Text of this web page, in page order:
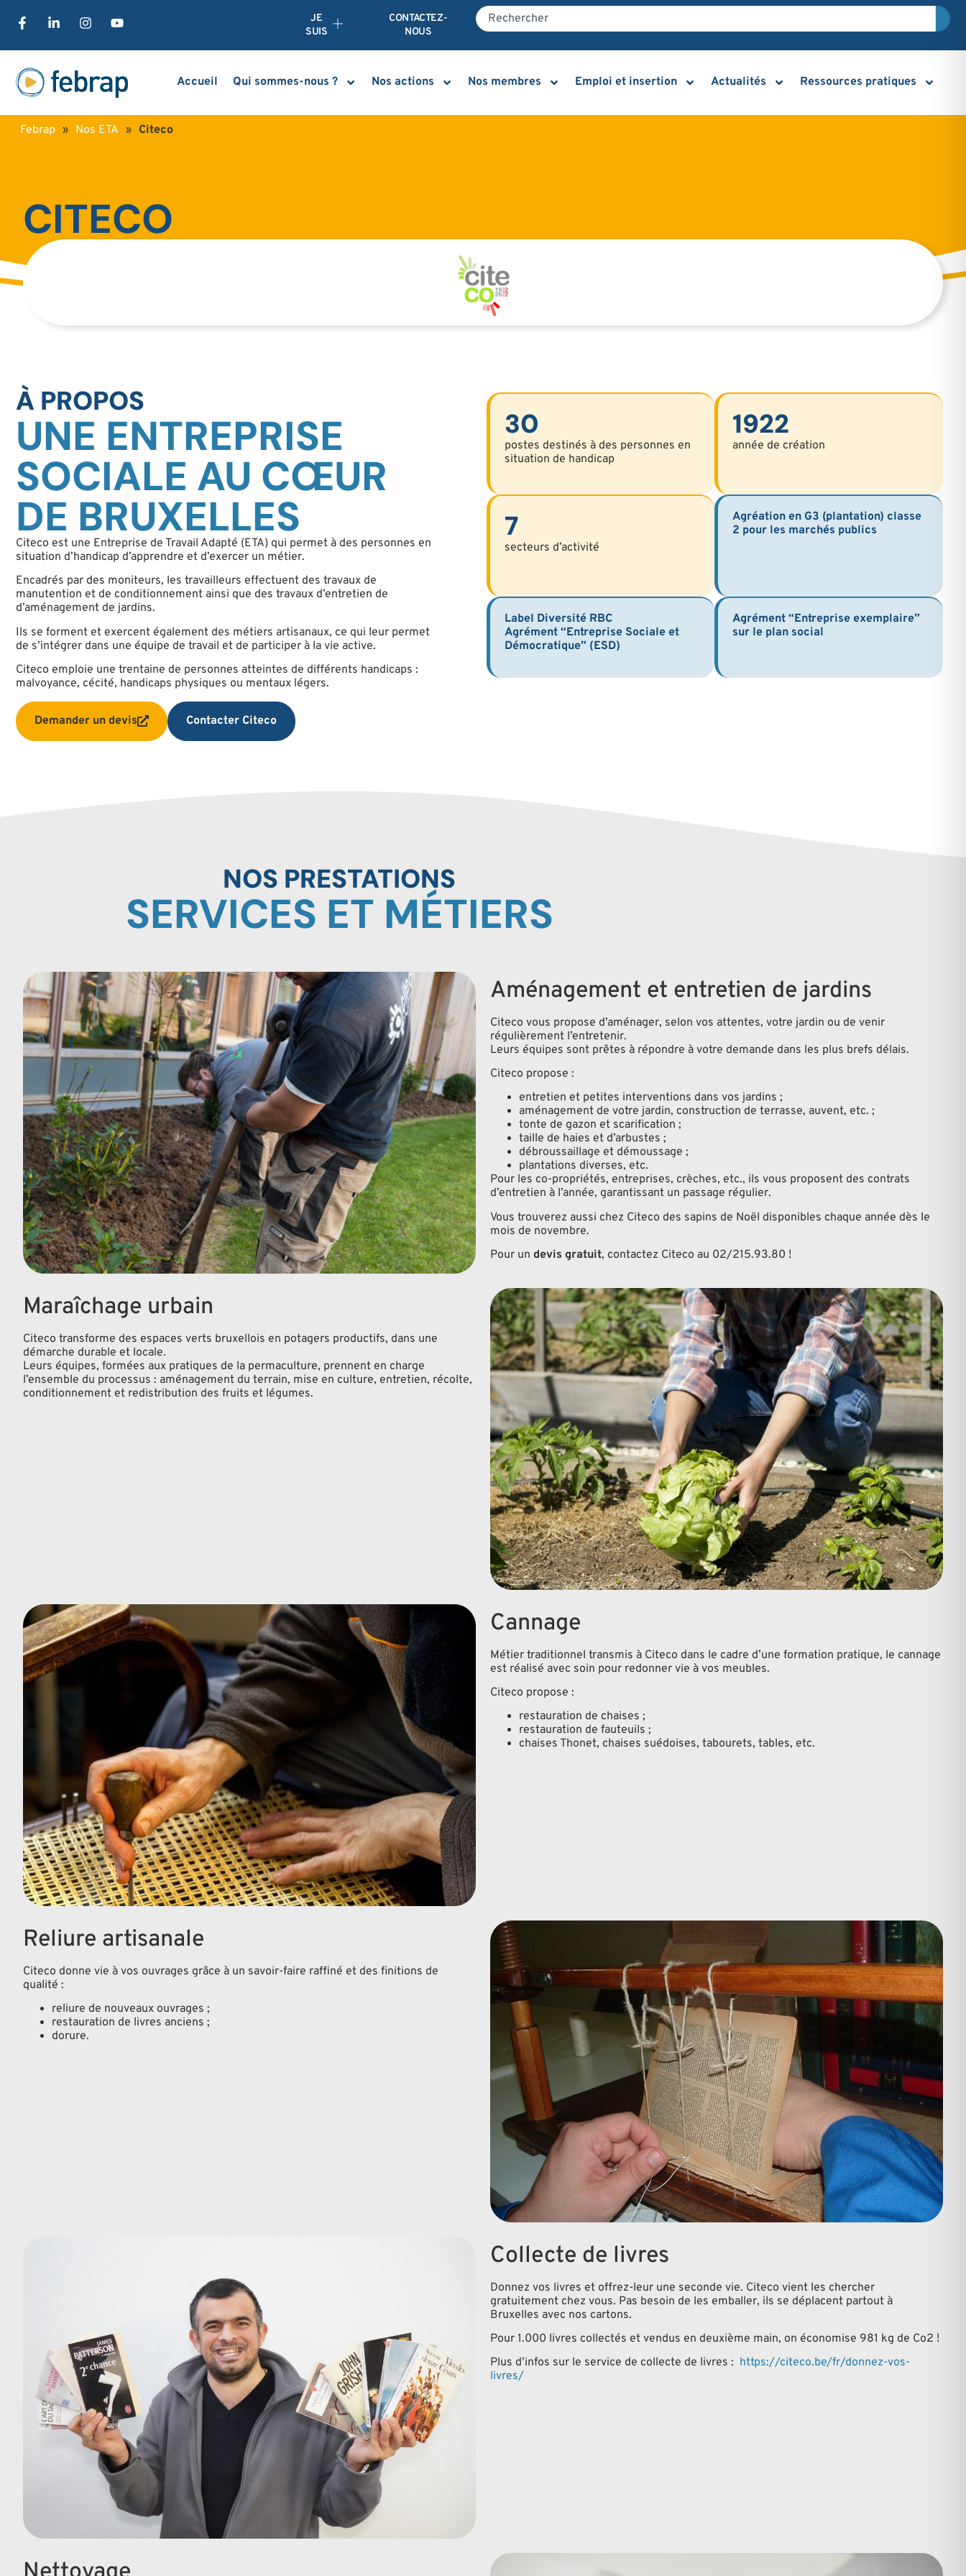
JE
SUIS
CONTACTEZ-
NOUS
Accueil Qui sommes-nous ? Nos actions Nos membres Emploi et insertion Actualités Ressources pratiques
Febrap » Nos ETA » Citeco
CITECO
À PROPOS
UNE ENTREPRISE
SOCIALE AU CŒUR
DE BRUXELLES
Citeco est une Entreprise de Travail Adapté (ETA) qui permet à des personnes en
situation d’handicap d’apprendre et d’exercer un métier.
Encadrés par des moniteurs, les travailleurs effectuent des travaux de
manutention et de conditionnement ainsi que des travaux d’entretien de
d’aménagement de jardins.
Ils se forment et exercent également des métiers artisanaux, ce qui leur permet
de s’intégrer dans une équipe de travail et de participer à la vie active.
Citeco emploie une trentaine de personnes atteintes de différents handicaps :
malvoyance, cécité, handicaps physiques ou mentaux légers.
Demander un devis Contacter Citeco
30
postes destinés à des personnes en
situation de handicap
1922
année de création
7
secteurs d’activité
Agréation en G3 (plantation) classe
2 pour les marchés publics
Label Diversité RBC
Agrément “Entreprise Sociale et
Démocratique” (ESD)
Agrément “Entreprise exemplaire”
sur le plan social
NOS PRESTATIONS
SERVICES ET MÉTIERS
Aménagement et entretien de jardins
Citeco vous propose d’aménager, selon vos attentes, votre jardin ou de venir
régulièrement l’entretenir.
Leurs équipes sont prêtes à répondre à votre demande dans les plus brefs délais.
Citeco propose :
entretien et petites interventions dans vos jardins ;
aménagement de votre jardin, construction de terrasse, auvent, etc. ;
tonte de gazon et scarification ;
taille de haies et d’arbustes ;
débroussaillage et démoussage ;
plantations diverses, etc.
Pour les co-propriétés, entreprises, crèches, etc., ils vous proposent des contrats
d’entretien à l’année, garantissant un passage régulier.
Vous trouverez aussi chez Citeco des sapins de Noël disponibles chaque année dès le
mois de novembre.
Pour un devis gratuit, contactez Citeco au 02/215.93.80 !
Maraîchage urbain
Citeco transforme des espaces verts bruxellois en potagers productifs, dans une
démarche durable et locale.
Leurs équipes, formées aux pratiques de la permaculture, prennent en charge
l’ensemble du processus : aménagement du terrain, mise en culture, entretien, récolte,
conditionnement et redistribution des fruits et légumes.
Cannage
Métier traditionnel transmis à Citeco dans le cadre d’une formation pratique, le cannage
est réalisé avec soin pour redonner vie à vos meubles.
Citeco propose :
restauration de chaises ;
restauration de fauteuils ;
chaises Thonet, chaises suédoises, tabourets, tables, etc.
Reliure artisanale
Citeco donne vie à vos ouvrages grâce à un savoir-faire raffiné et des finitions de
qualité :
reliure de nouveaux ouvrages ;
restauration de livres anciens ;
dorure.
Collecte de livres
Donnez vos livres et offrez-leur une seconde vie. Citeco vient les chercher
gratuitement chez vous. Pas besoin de les emballer, ils se déplacent partout à
Bruxelles avec nos cartons.
Pour 1.000 livres collectés et vendus en deuxième main, on économise 981 kg de Co2 !
Plus d’infos sur le service de collecte de livres : https://citeco.be/fr/donnez-vos-
livres/